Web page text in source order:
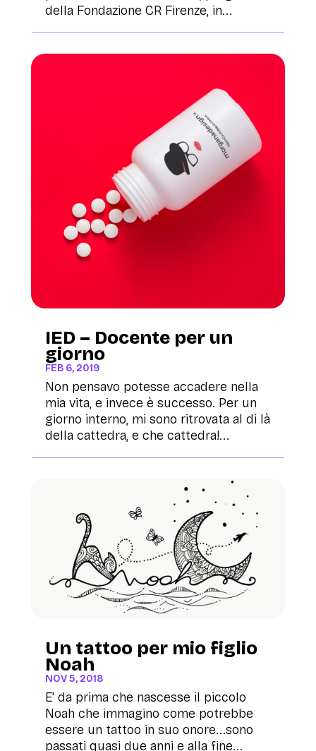
della Fondazione CR Firenze, in...
IED – Docente per un
giorno
FEB 6, 2019
Non pensavo potesse accadere nella
mia vita, e invece è successo. Per un
giorno interno, mi sono ritrovata al di là
della cattedra, e che cattedra!...
Un tattoo per mio figlio
Noah
NOV 5, 2018
E' da prima che nascesse il piccolo
Noah che immagino come potrebbe
essere un tattoo in suo onore...sono
passati quasi due anni e alla fine...